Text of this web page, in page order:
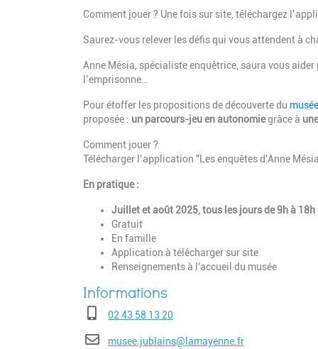
Comment jouer ? Une fois sur site, téléchargez
Saurez-vous relever les défis qui vous attendent à
Anne Mésia, spécialiste enquêtrice, saura vous
l’emprisonne…
Pour étoffer les propositions de découverte du
proposée : un parcours-jeu en autonomiegrâce à
Comment jouer ?
Télécharger l’application "Les enquêtes d’Anne
En pratique :
Juillet et août 2025, tous les jours de 9h à 18h
Gratuit
En famille
Application à télécharger sur site
Renseignements à l'accueil du musée
Téléphone02 43 58 13 20
E-mailmusee.jublains@lamayenne.fr